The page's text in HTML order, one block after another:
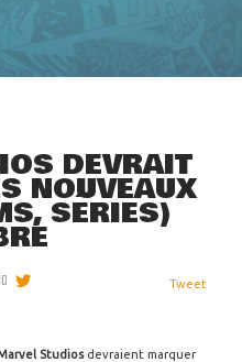
DEVRAIT
NOUVEAUX
SÉRIES)
Tweet
Studios devraient marquer